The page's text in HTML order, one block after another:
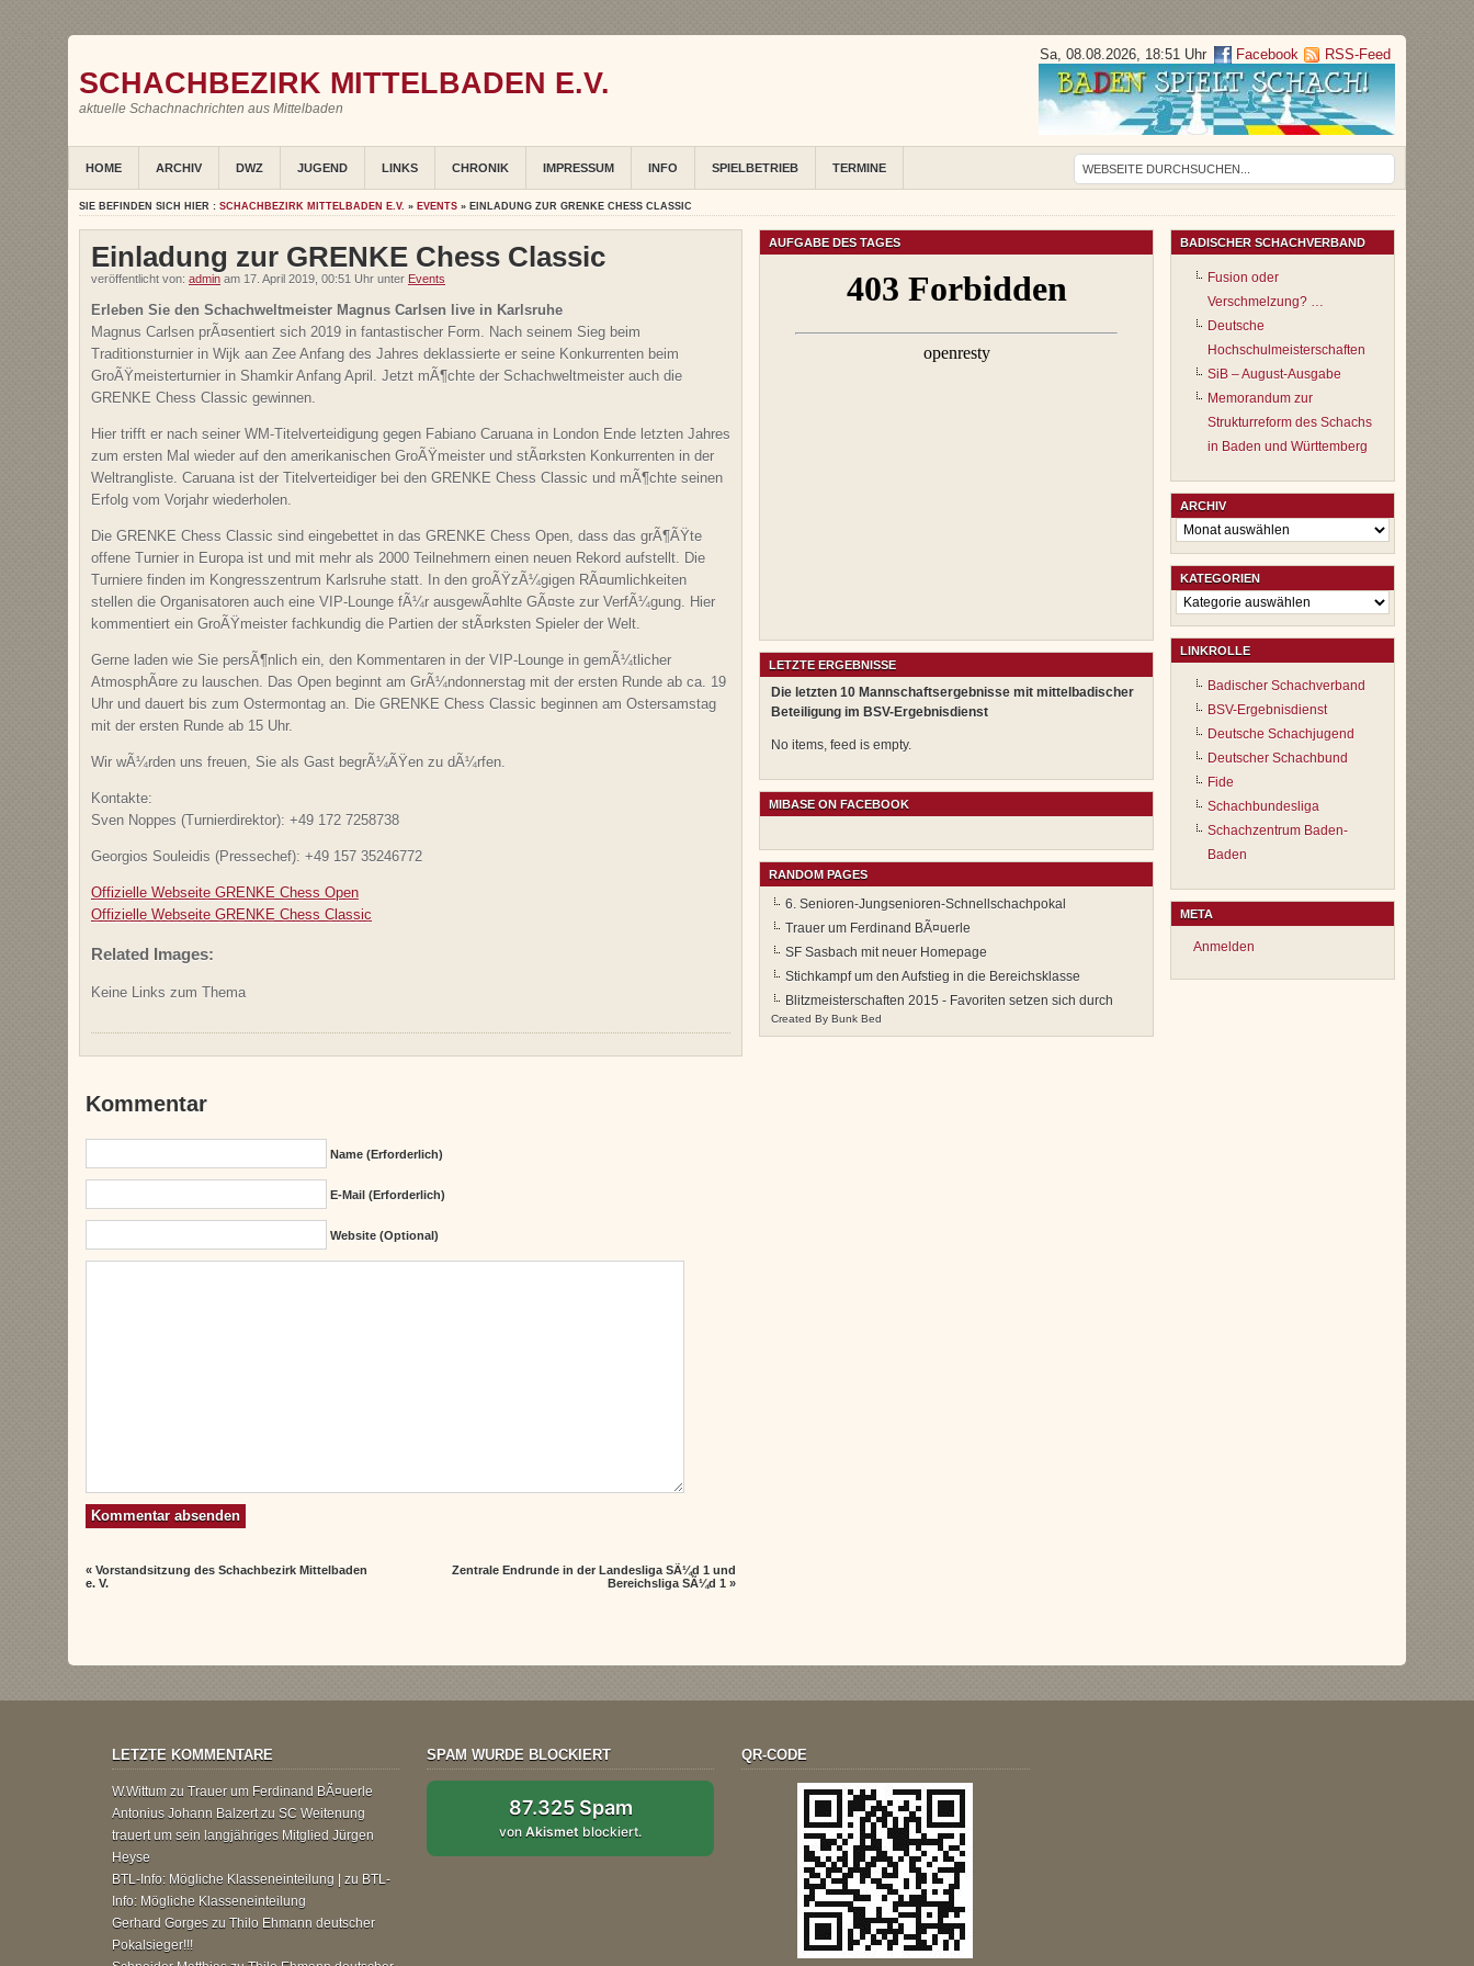
SCHACHBEZIRK MITTELBADEN E.V.
aktuelle Schachnachrichten aus Mittelbaden
Sa, 08.08.2026, 18:51 Uhr Facebook RSS-Feed
HOME ARCHIV DWZ JUGEND LINKS CHRONIK IMPRESSUM INFO SPIELBETRIEB TERMINE
SIE BEFINDEN SICH HIER : SCHACHBEZIRK MITTELBADEN E.V. » EVENTS » EINLADUNG ZUR GRENKE CHESS CLASSIC
Einladung zur GRENKE Chess Classic
veröffentlicht von: admin am 17. April 2019, 00:51 Uhr unter Events
Erleben Sie den Schachweltmeister Magnus Carlsen live in Karlsruhe
Magnus Carlsen prÃ¤sentiert sich 2019 in fantastischer Form. Nach seinem Sieg beim
Traditionsturnier in Wijk aan Zee Anfang des Jahres deklassierte er seine Konkurrenten beim
GroÃŸmeisterturnier in Shamkir Anfang April. Jetzt mÃ¶chte der Schachweltmeister auch die
GRENKE Chess Classic gewinnen.
Hier trifft er nach seiner WM-Titelverteidigung gegen Fabiano Caruana in London Ende letzten Jahres
zum ersten Mal wieder auf den amerikanischen GroÃŸmeister und stÃ¤rksten Konkurrenten in der
Weltrangliste. Caruana ist der Titelverteidiger bei den GRENKE Chess Classic und mÃ¶chte seinen
Erfolg vom Vorjahr wiederholen.
Die GRENKE Chess Classic sind eingebettet in das GRENKE Chess Open, dass das grÃ¶ÃŸte
offene Turnier in Europa ist und mit mehr als 2000 Teilnehmern einen neuen Rekord aufstellt. Die
Turniere finden im Kongresszentrum Karlsruhe statt. In den groÃŸzÃ¼gigen RÃ¤umlichkeiten
stellen die Organisatoren auch eine VIP-Lounge fÃ¼r ausgewÃ¤hlte GÃ¤ste zur VerfÃ¼gung. Hier
kommentiert ein GroÃŸmeister fachkundig die Partien der stÃ¤rksten Spieler der Welt.
Gerne laden wie Sie persÃ¶nlich ein, den Kommentaren in der VIP-Lounge in gemÃ¼tlicher
AtmosphÃ¤re zu lauschen. Das Open beginnt am GrÃ¼ndonnerstag mit der ersten Runde ab ca. 19
Uhr und dauert bis zum Ostermontag an. Die GRENKE Chess Classic beginnen am Ostersamstag
mit der ersten Runde ab 15 Uhr.
Wir wÃ¼rden uns freuen, Sie als Gast begrÃ¼ÃŸen zu dÃ¼rfen.
Kontakte:
Sven Noppes (Turnierdirektor): +49 172 7258738
Georgios Souleidis (Pressechef): +49 157 35246772
Offizielle Webseite GRENKE Chess Open
Offizielle Webseite GRENKE Chess Classic
Related Images:
Keine Links zum Thema
Kommentar
Name (erforderlich)
E-Mail (erforderlich)
Website (Optional)
«Vorstandsitzung des Schachbezirk Mittelbaden
e. V.
Zentrale Endrunde in der Landesliga SÃ¼d 1 und
Bereichsliga SÃ¼d 1 »
AUFGABE DES TAGES
LETZTE ERGEBNISSE
Die letzten 10 Mannschaftsergebnisse mit mittelbadischer
Beteiligung im BSV-Ergebnisdienst
No items, feed is empty.
MIBASE ON FACEBOOK
RANDOM PAGES
6. Senioren-Jungsenioren-Schnellschachpokal
Trauer um Ferdinand BÃ¤uerle
SF Sasbach mit neuer Homepage
Stichkampf um den Aufstieg in die Bereichsklasse
Blitzmeisterschaften 2015 - Favoriten setzen sich durch
Created By Bunk Bed
BADISCHER SCHACHVERBAND
Fusion oder
Verschmelzung? …
Deutsche
Hochschulmeisterschaften
SiB – August-Ausgabe
Memorandum zur
Strukturreform des Schachs
in Baden und Württemberg
ARCHIV
Archiv
KATEGORIEN
Kategorien
LINKROLLE
Badischer Schachverband
BSV-Ergebnisdienst
Deutsche Schachjugend
Deutscher Schachbund
Fide
Schachbundesliga
Schachzentrum Baden-
Baden
META
Anmelden
LETZTE KOMMENTARE
W.Wittum zu Trauer um Ferdinand BÃ¤uerle
Antonius Johann Balzertzu SC Weitenung
trauert um sein langjähriges Mitglied Jürgen
Heyse
BTL-Info: Mögliche Klasseneinteilung | zu BTL-
Info: Mögliche Klasseneinteilung
Gerhard Gorges zu Thilo Ehmann deutscher
Pokalsieger!!!
SPAM WURDE BLOCKIERT
87.325 Spam
vonAkismet blockiert.
QR-CODE